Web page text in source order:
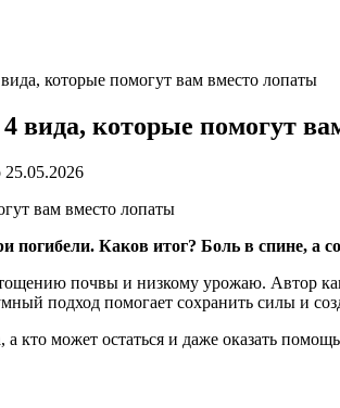
которые помогут вам вместо лопаты
вида, которые помогут
25.05.2026
Каков итог? Боль в спине, а
почвы и низкому урожаю. Автор
подход помогает сохранить силы и
кто может остаться и даже оказать